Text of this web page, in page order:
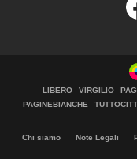
LIBERO VIRGILIO
PAGINEBIANCHE
Chi siamo Note Legali